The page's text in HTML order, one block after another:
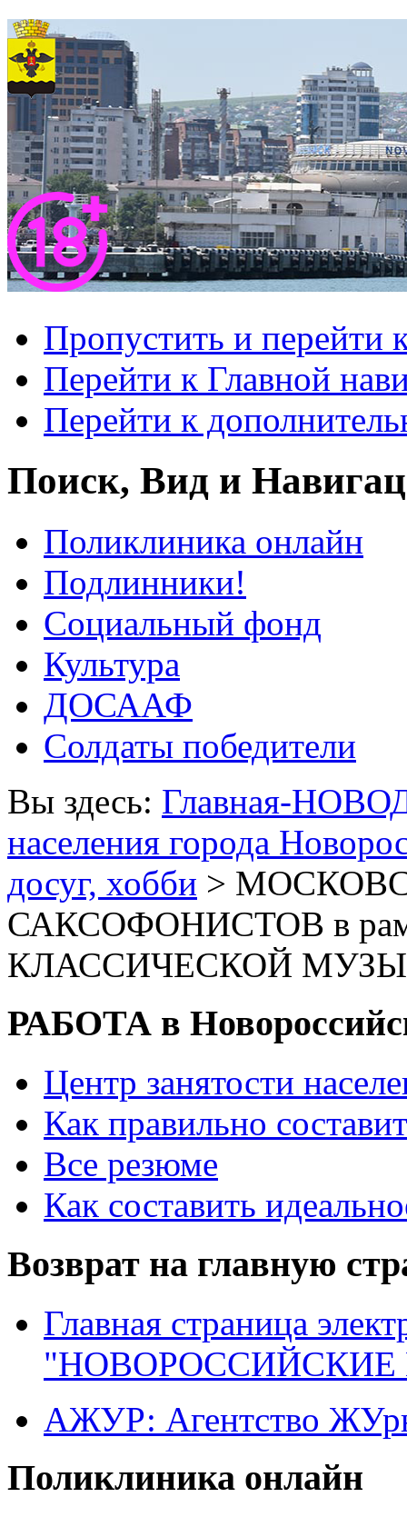
Пропустить и перейти
Перейти к Главной
Перейти к
Поиск, Вид и
Поликлиника онлайн
Подлинники!
Социальный фонд
Культура
ДОСААФ
Солдаты победители
Вы здесь: Главная-
населения города
досуг, хобби >
САКСОФОНИСТОВ в
КЛАССИЧЕСКОЙ
РАБОТА в
Центр занятости
Как правильно
Все резюме
Как составить
Возврат на главную
Главная страница
"НОВОРОССИЙСКИЕ
АЖУР: Агентство
Поликлиника онлайн